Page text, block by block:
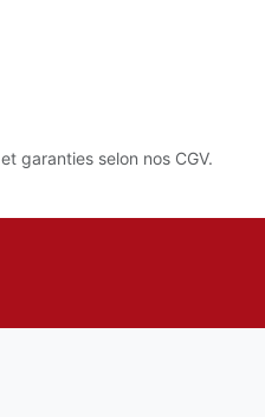
garanties selon nos CGV.